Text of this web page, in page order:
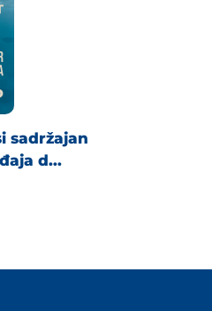
sadržajan
d...